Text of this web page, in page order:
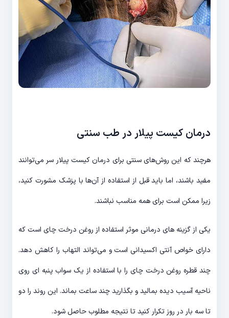
درمان کیست پیلار در طب سنتی
هرچند که این روش‌های سنتی برای درمان کیست پیلار سر می‌توانند
مفید باشند، اما باید قبل از استفاده از آن‌ها با پزشک مشورت کنید،
زیرا ممکن است برای همه مناسب نباشند.
یکی از گزینه های درمانی موثر استفاده از روغن درخت چای است که
دارای خواص آنتی اکسیدانی است و می‌تواند التهاب را کاهش دهد.
چند قطره روغن درخت چای را با استفاده از یک سواب پنبه ای روی
ناحیه آسیب دیده بمالید و بگذارید چند ساعت بماند. این روند را دو
تا سه بار در روز تکرار کنید تا نتیجه مطلوب حاصل شود.